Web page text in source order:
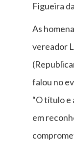
Figueira
As
vereador
falou no
“O título e
em